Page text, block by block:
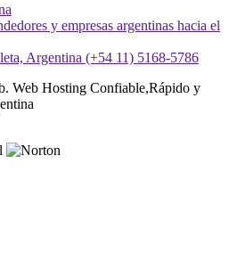
y empresas argentinas hacia el
Argentina (+54 11) 5168-5786
Web Hosting Confiable,Rápido y